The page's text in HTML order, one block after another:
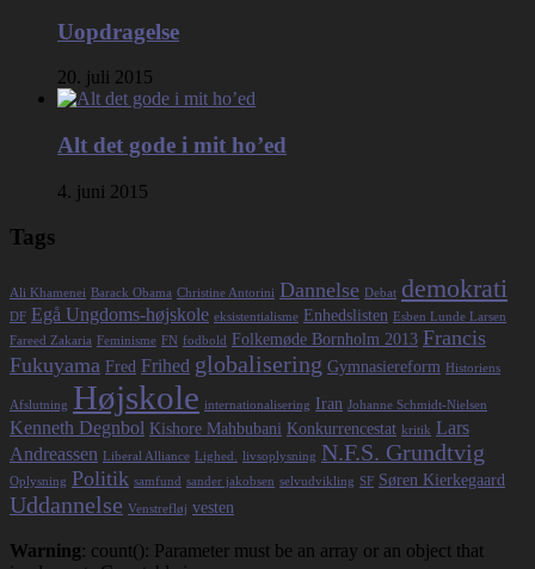
Uopdragelse
20. juli 2015
Alt det gode i mit ho’ed
4. juni 2015
Tags
Ali Khamenei Barack Obama Christine Antorini Dannelse Debat demokrati
DF Egå Ungdoms-højskole eksistentialisme Enhedslisten Esben Lunde Larsen
Fareed Zakaria Feminisme FN fodbold Folkemøde Bornholm 2013 Francis
Fukuyama Fred Frihed globalisering Gymnasiereform Historiens
Afslutning Højskole internationalisering Iran Johanne Schmidt-Nielsen
Kenneth Degnbol Kishore Mahbubani Konkurrencestat kritik Lars
Andreassen Liberal Alliance Lighed. livsoplysning N.F.S. Grundtvig
Oplysning Politik samfund sander jakobsen selvudvikling SF Søren Kierkegaard
Uddannelse Venstrefløj vesten
Warning: count(): Parameter must be an array or an object that